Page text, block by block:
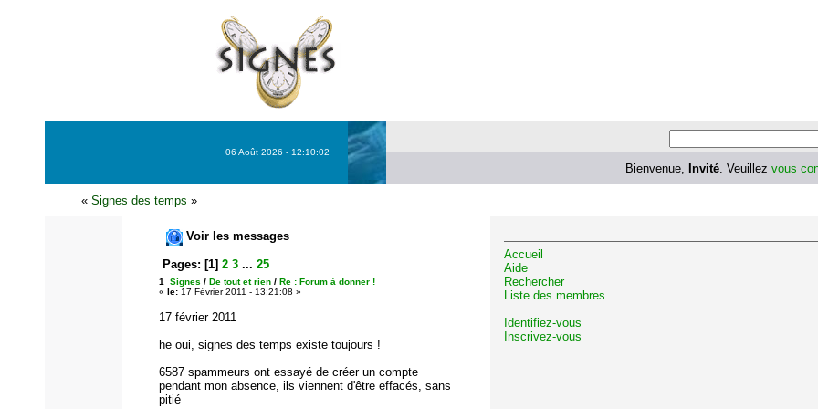
06 Août 2026 - 12:10:02
Bienvenue, Invité. Veuillez vous
« Signes des temps »
Voir les messages
Pages: [1] 2 3 ... 25
1 Signes / De tout et rien / Re : Forum à donner !
« le: 17 Février 2011 - 13:21:08 »
17 février 2011
he oui, signes des temps existe toujours !
6587 spammeurs ont essayé de créer un compte
pendant mon absence, ils viennent d'être effacés, sans
pitié
Accueil
Aide
Rechercher
Liste des membres
Identifiez-vous
Inscrivez-vous